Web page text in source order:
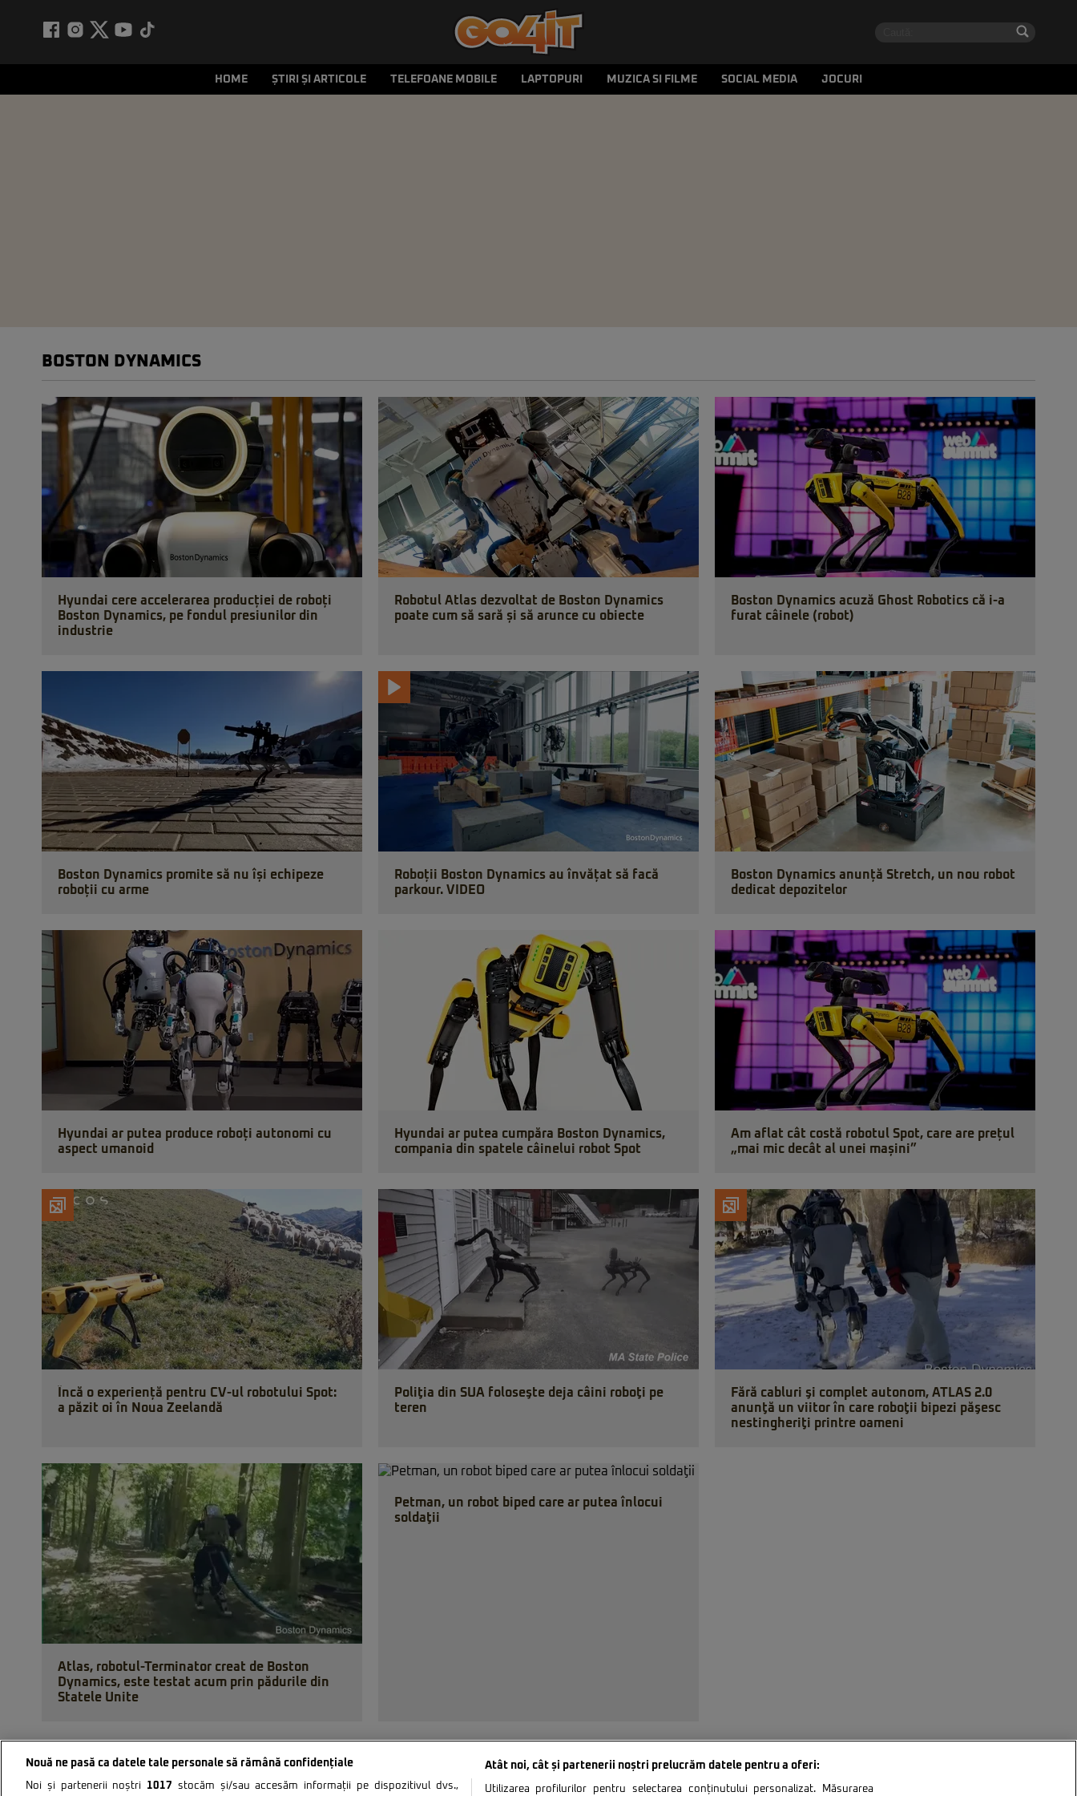
HOME ȘTIRI ȘI ARTICOLE TELEFOANE MOBILE LAPTOPURI MUZICA SI FILME SOCIAL MEDIA JOCURI
BOSTON DYNAMICS
Hyundai cere accelerarea producției de roboți
Boston Dynamics, pe fondul presiunilor din
industrie
Robotul Atlas dezvoltat de Boston Dynamics
poate cum să sară și să arunce cu obiecte
Boston Dynamics acuză Ghost Robotics că i-a
furat câinele (robot)
Boston Dynamics promite să nu își echipeze
roboții cu arme
Roboții Boston Dynamics au învățat să facă
parkour. VIDEO
Boston Dynamics anunță Stretch, un nou robot
dedicat depozitelor
Hyundai ar putea produce roboți autonomi cu
aspect umanoid
Hyundai ar putea cumpăra Boston Dynamics,
compania din spatele câinelui robot Spot
Am aflat cât costă robotul Spot, care are prețul
„mai mic decât al unei mașini”
Încă o experiență pentru CV-ul robotului Spot:
a păzit oi în Noua Zeelandă
Poliţia din SUA foloseşte deja câini roboţi pe
teren
Fără cabluri şi complet autonom, ATLAS 2.0
anunţă un viitor în care roboţii bipezi păşesc
nestingheriţi printre oameni
Atlas, robotul-Terminator creat de Boston
Dynamics, este testat acum prin pădurile din
Statele Unite
Petman, un robot biped care ar putea înlocui
soldaţii
Nouă ne pasă ca datele tale personale să rămână confidențiale
Noi și partenerii noștri 1017 stocăm și/sau accesăm informații pe dispozitivul dvs.,
Atât noi, cât și partenerii noștri prelucrăm datele pentru a oferi:
Utilizarea profilurilor pentru selectarea conținutului personalizat. Măsurarea